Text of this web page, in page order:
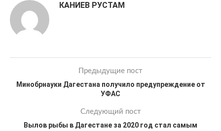
КАНИЕВ РУСТАМ
Предыдущие пост
Минобрнауки Дагестана получило предупреждение от
УФАС
Следующий пост
Вылов рыбы в Дагестане за 2020 год стал самым